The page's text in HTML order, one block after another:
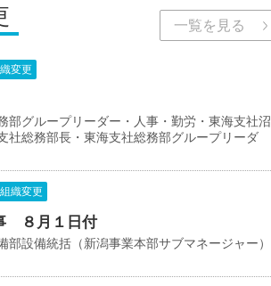
一覧を見る
変更
グループリーダー・人事・勤労・東海支社沼
社総務部長・東海支社総務部グループリーダ
織変更
８月１日付
設備統括（新潟事業本部サブマネージャー）